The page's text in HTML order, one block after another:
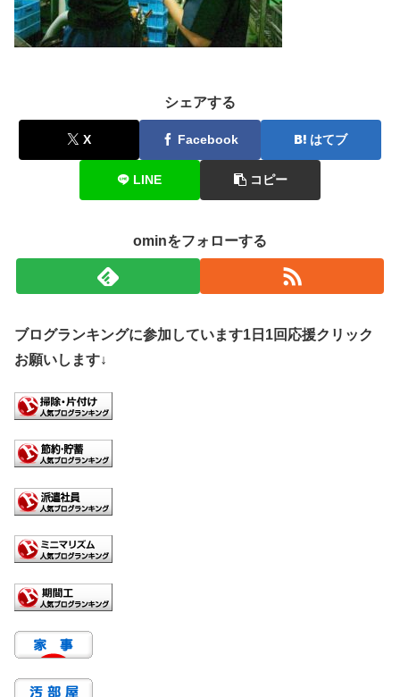
シェアする
X Facebook はてブ
LINE コピー
ominをフォローする
ブログランキングに参加しています1日1回応援クリック
お願いします↓